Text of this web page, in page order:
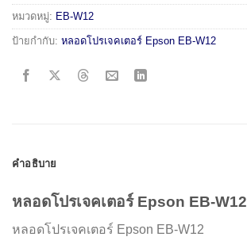
หมวดหมู่: EB-W12
ป้ายกำกับ: หลอดโปรเจคเตอร์ Epson EB-W12
คำอธิบาย
หลอดโปรเจคเตอร์ Epson EB-W12
หลอดโปรเจคเตอร์ Epson EB-W12